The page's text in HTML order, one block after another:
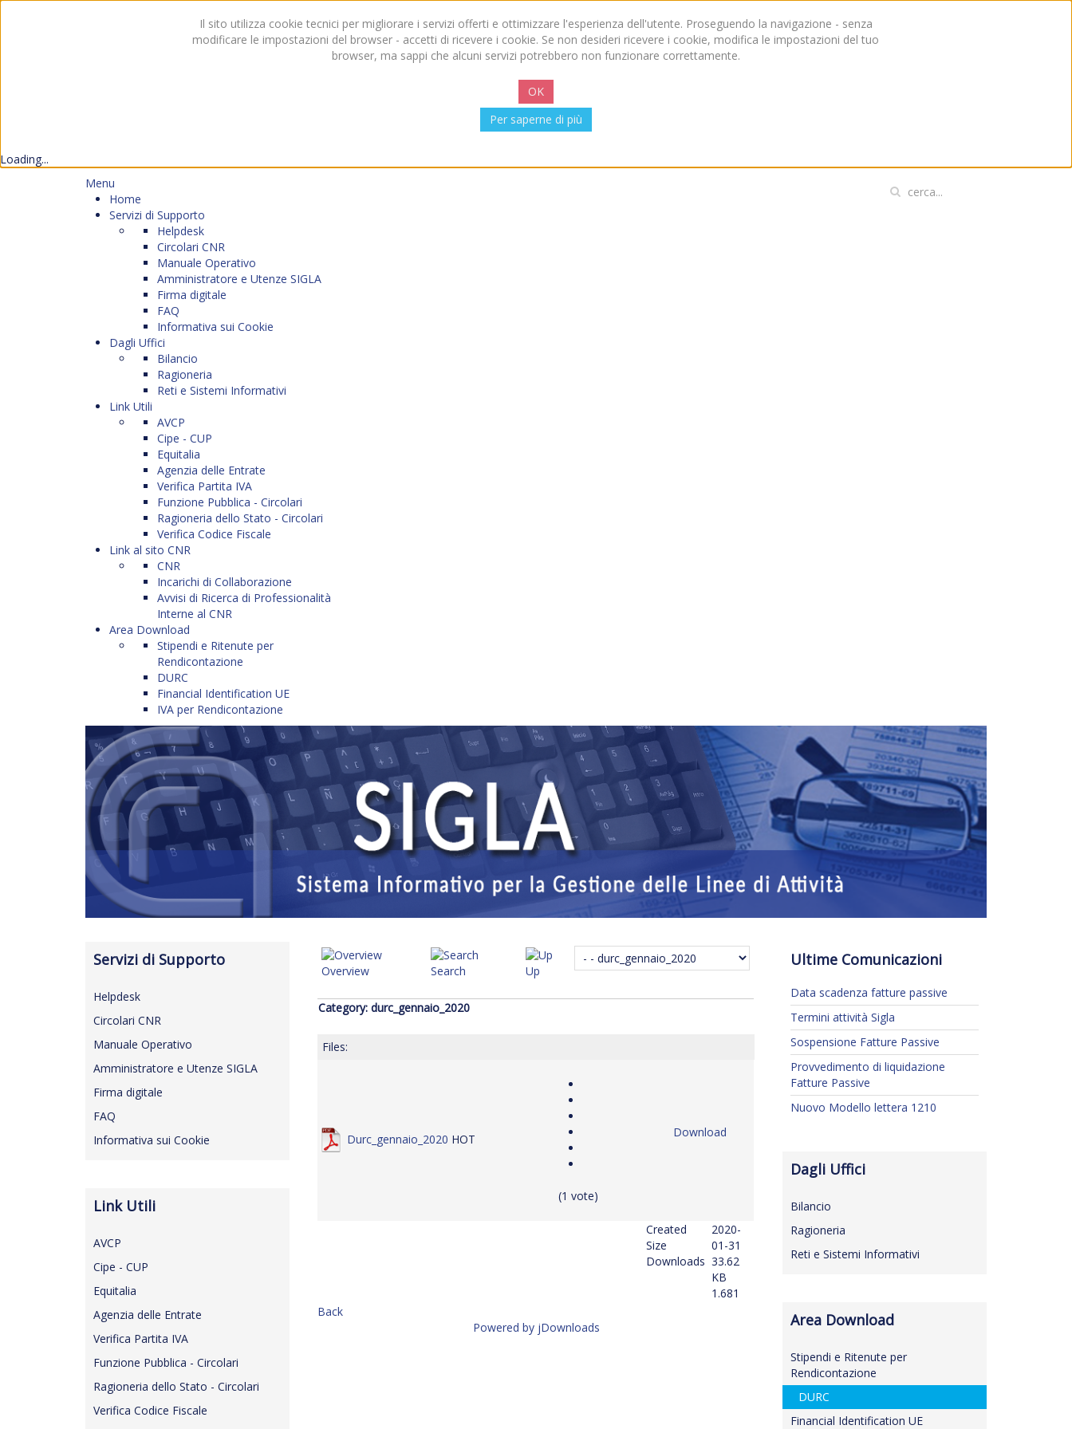
Il sito utilizza cookie tecnici per migliorare i servizi offerti e ottimizzare l'esperienza dell'utente. Proseguendo la navigazione - senza
modificare le impostazioni del browser - accetti di ricevere i cookie. Se non desideri ricevere i cookie, modifica le impostazioni del tuo
browser, ma sappi che alcuni servizi potrebbero non funzionare correttamente.
OK
Per saperne di più
Loading...
Menu
Home
Servizi di Supporto
Helpdesk
Circolari CNR
Manuale Operativo
Amministratore e Utenze SIGLA
Firma digitale
FAQ
Informativa sui Cookie
Dagli Uffici
Bilancio
Ragioneria
Reti e Sistemi Informativi
Link Utili
AVCP
Cipe - CUP
Equitalia
Agenzia delle Entrate
Verifica Partita IVA
Funzione Pubblica - Circolari
Ragioneria dello Stato - Circolari
Verifica Codice Fiscale
Link al sito CNR
CNR
Incarichi di Collaborazione
Avvisi di Ricerca di Professionalità
Interne al CNR
Area Download
Stipendi e Ritenute per
Rendicontazione
DURC
Financial Identification UE
IVA per Rendicontazione
Overview Search Up
Category: durc_gennaio_2020
Files:
Durc_gennaio_2020 HOT
(1 vote)
Download
Created
Size
Downloads
2020-
01-31
33.62
KB
1.681
Back
Powered by jDownloads
Servizi di Supporto
Helpdesk
Circolari CNR
Manuale Operativo
Amministratore e Utenze SIGLA
Firma digitale
FAQ
Informativa sui Cookie
Link Utili
AVCP
Cipe - CUP
Equitalia
Agenzia delle Entrate
Verifica Partita IVA
Funzione Pubblica - Circolari
Ragioneria dello Stato - Circolari
Verifica Codice Fiscale
Ultime Comunicazioni
Data scadenza fatture passive
Termini attività Sigla
Sospensione Fatture Passive
Provvedimento di liquidazione
Fatture Passive
Nuovo Modello lettera 1210
Dagli Uffici
Bilancio
Ragioneria
Reti e Sistemi Informativi
Area Download
Stipendi e Ritenute per
Rendicontazione
DURC
Financial Identification UE